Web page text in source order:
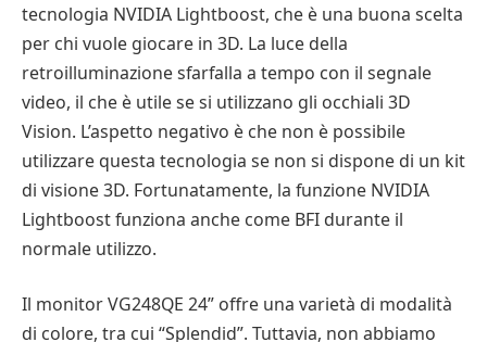
tecnologia NVIDIA Lightboost, che è una buona scelta
per chi vuole giocare in 3D. La luce della
retroilluminazione sfarfalla a tempo con il segnale
video, il che è utile se si utilizzano gli occhiali 3D
Vision. L’aspetto negativo è che non è possibile
utilizzare questa tecnologia se non si dispone di un kit
di visione 3D. Fortunatamente, la funzione NVIDIA
Lightboost funziona anche come BFI durante il
normale utilizzo.
Il monitor VG248QE 24” offre una varietà di modalità
di colore, tra cui “Splendid”. Tuttavia, non abbiamo